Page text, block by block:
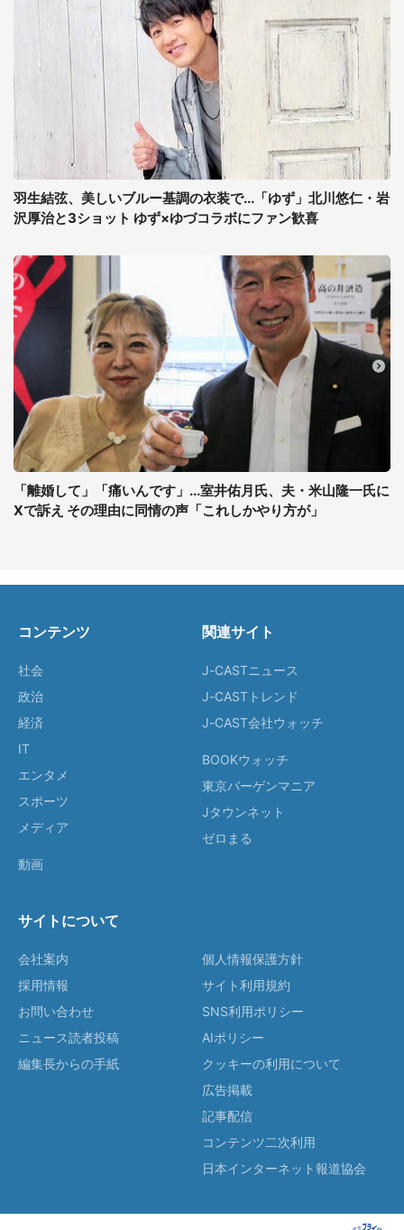
羽生結弦、美しいブルー基調の衣装で...「ゆず」北川悠仁・岩
沢厚治と3ショット ゆず×ゆづコラボにファン歓喜
「離婚して」「痛いんです」...室井佑月氏、夫・米山隆一氏に
Xで訴え その理由に同情の声「これしかやり方が」
コンテンツ
社会
政治
経済
IT
エンタメ
スポーツ
メディア
動画
関連サイト
J-CASTニュース
J-CASTトレンド
J-CAST会社ウォッチ
BOOKウォッチ
東京バーゲンマニア
Jタウンネット
ゼロまる
サイトについて
会社案内
採用情報
お問い合わせ
ニュース読者投稿
編集長からの手紙
個人情報保護方針
サイト利用規約
SNS利用ポリシー
AIポリシー
クッキーの利用について
広告掲載
記事配信
コンテンツ二次利用
日本インターネット報道協会